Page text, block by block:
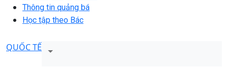
Thông tin quảng bá
Học tập theo Bác
QUỐC TẾ